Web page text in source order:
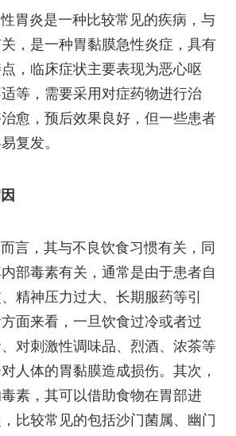
胃炎是一种比较常见的疾病，与
，是一种胃黏膜急性炎症，具有
，临床症状主要表现为恶心呕
等，需要采用对症药物进行治
愈，预后效果良好，但一些患者
复发。
言，其与不良饮食习惯有关，同
部毒素有关，通常是由于患者自
精神压力过大、长期服药等引
面来看，一旦饮食过冷或者过
对刺激性调味品、烈酒、浓茶等
人体的胃黏膜造成损伤。其次，
素，其可以借助食物在胃部进
比较常见的包括沙门菌属、幽门